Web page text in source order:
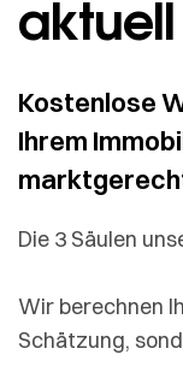
Kostenlose
Ihrem
Die 3 Säulen
Wir berechnen
Schätzung,